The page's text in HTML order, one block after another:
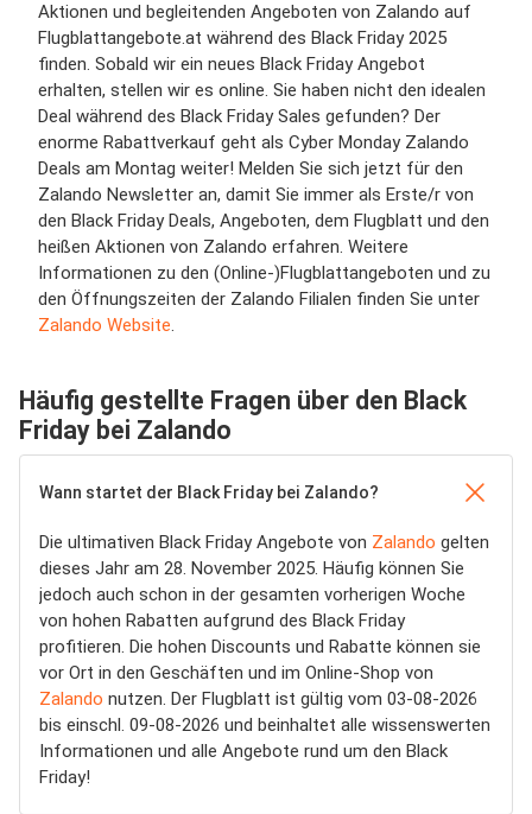
Aktionen und begleitenden Angeboten von Zalando auf
Flugblattangebote.at während des Black Friday 2025
finden. Sobald wir ein neues Black Friday Angebot
erhalten, stellen wir es online. Sie haben nicht den idealen
Deal während des Black Friday Sales gefunden? Der
enorme Rabattverkauf geht als Cyber Monday Zalando
Deals am Montag weiter! Melden Sie sich jetzt für den
Zalando Newsletter an, damit Sie immer als Erste/r von
den Black Friday Deals, Angeboten, dem Flugblatt und den
heißen Aktionen von Zalando erfahren. Weitere
Informationen zu den (Online-)Flugblattangeboten und zu
den Öffnungszeiten der Zalando Filialen finden Sie unter
Zalando Website.
Häufig gestellte Fragen über den Black
Friday bei Zalando
Wann startet der Black Friday bei Zalando?
Die ultimativen Black Friday Angebote von Zalando gelten
dieses Jahr am 28. November 2025. Häufig können Sie
jedoch auch schon in der gesamten vorherigen Woche
von hohen Rabatten aufgrund des Black Friday
profitieren. Die hohen Discounts und Rabatte können sie
vor Ort in den Geschäften und im Online-Shop von
Zalando nutzen. Der Flugblatt ist gültig vom 03-08-2026
bis einschl. 09-08-2026 und beinhaltet alle wissenswerten
Informationen und alle Angebote rund um den Black
Friday!